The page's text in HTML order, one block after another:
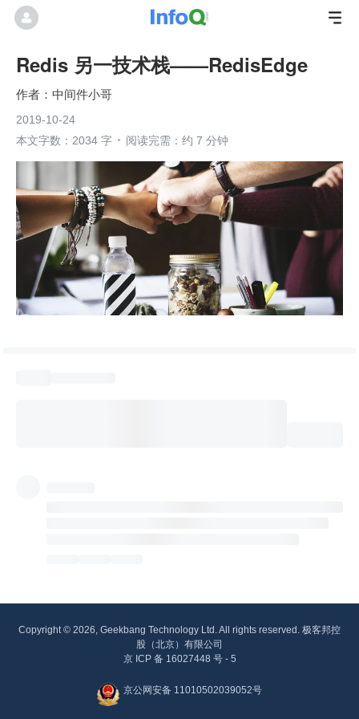
Redis 另一技术栈——RedisEdge
中间件小哥
2019-10-24
本文字数：2034 字
阅读完需：约 7 分钟
Copyright © 2026, Geekbang Technology Ltd. All rights reserved. 极客邦控
股（北京）有限公司
京 ICP 备 16027448 号 - 5
京公网安备 11010502039052号